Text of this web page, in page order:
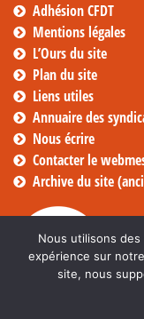
Adhésion CFDT
Mentions légales
L’Ours du site
Plan du site
Liens utiles
Annuaire des
Nous écrire
Contacter le
Archive du site
Nous utilisons
expérience sur
site, nous